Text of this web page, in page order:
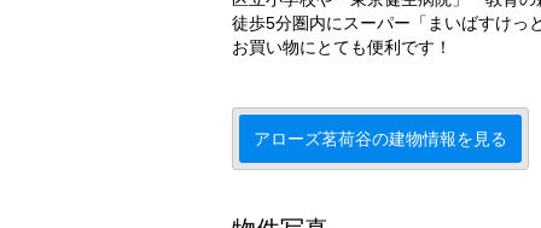
徒歩5分圏内にスーパー「まいばすけっ
お買い物にとても便利です！
アローズ茗荷谷の建物情報を見る